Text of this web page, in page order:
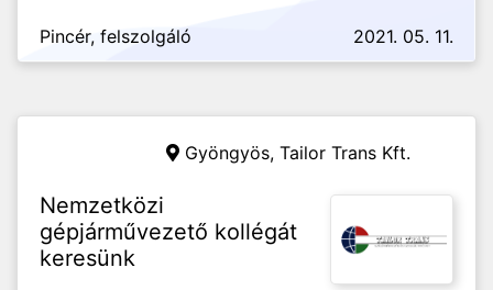
Pincér, felszolgáló 2021. 05. 11.
Gyöngyös, Tailor Trans Kft.
Nemzetközi
gépjárművezető kollégát
keresünk